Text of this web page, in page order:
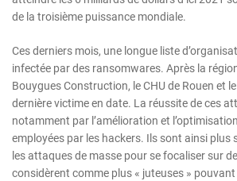
de la troisième puissance mondiale.
Ces derniers mois, une longue liste
infectée par des ransomwares. Après la
Bouygues Construction, le CHU de Rouen et le
dernière victime en date. La réussite de ces
notamment par l’amélioration et
employées par les hackers. Ils sont ainsi plus
les attaques de masse pour se focaliser sur
considèrent comme plus « juteuses »